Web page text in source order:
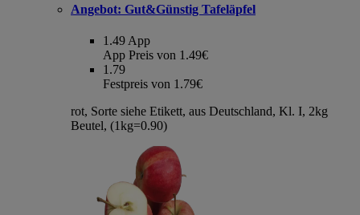
Angebot: Gut&Günstig Tafeläpfel
1.49 App
App Preis von 1.49€
1.79
Festpreis von 1.79€
rot, Sorte siehe Etikett, aus Deutschland, Kl. I, 2kg
Beutel, (1kg=0.90)